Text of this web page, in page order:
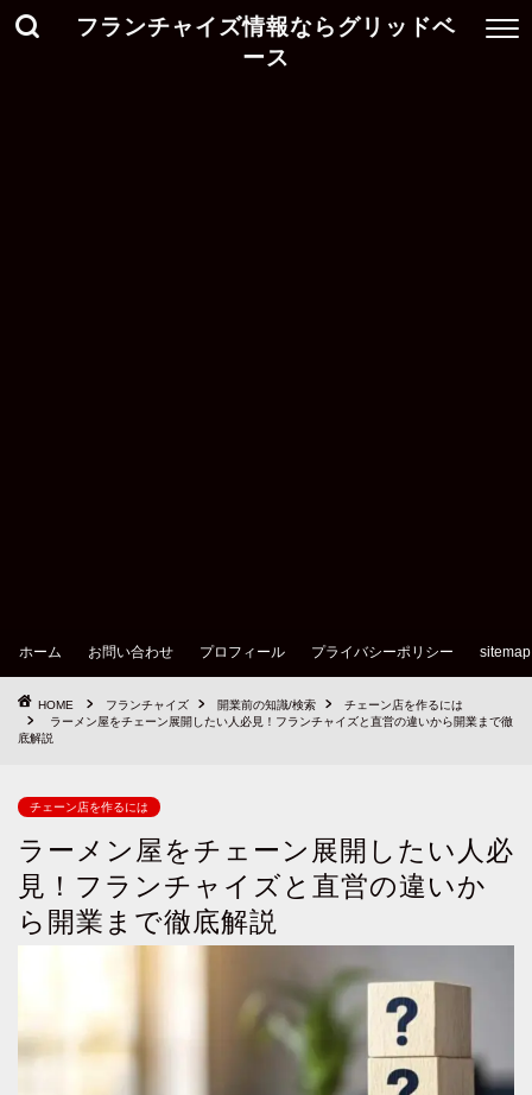
フランチャイズ情報ならグリッドベ
ース
ホーム お問い合わせ プロフィール プライバシーポリシー sitemap
HOME フランチャイズ 開業前の知識/検索
チェーン店を作るには
ラーメン屋をチェーン展開したい人必見！フランチャイズと直営の違いから開業まで徹
底解説
チェーン店を作るには
ラーメン屋をチェーン展開したい人必
見！フランチャイズと直営の違いか
ら開業まで徹底解説